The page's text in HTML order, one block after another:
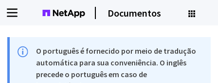
Documentos
O português é fornecido por meio de tradução
automática para sua conveniência. O inglês
precede o português em caso de